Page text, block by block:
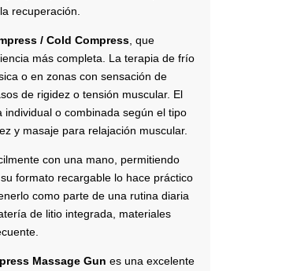
recuperación.
/ Cold Compress , que
más completa. La terapia de frío
o en zonas con sensación de
de rigidez o tensión muscular. El
o combinada según el tipo
y masaje para relajación muscular.
con una mano, permitiendo
formato recargable lo hace práctico
como parte de una rutina diaria
de litio integrada, materiales
Massage Gun es una excelente